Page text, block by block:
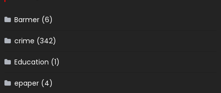
Barmer(6)
crime (342)
Education (1)
epaper(4)